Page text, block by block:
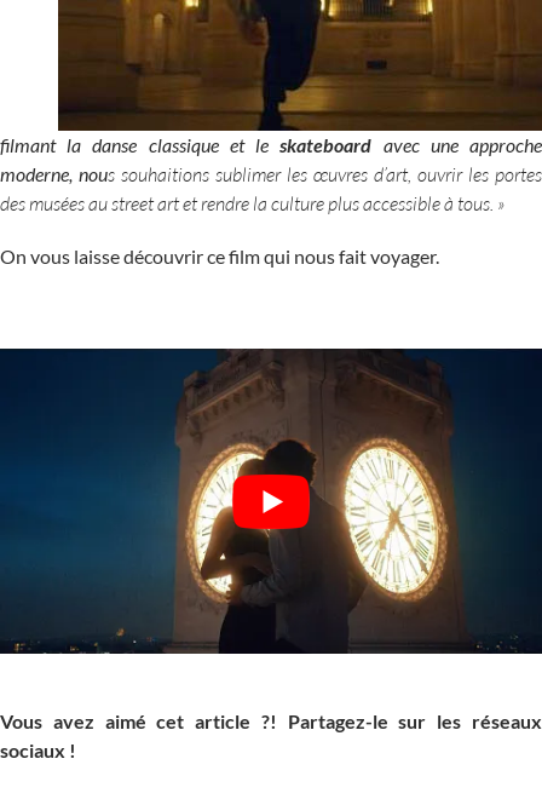
filmant la danse classique et leskateboard avec une approche
moderne, nous souhaitions sublimer les œuvres d’art, ouvrir les portes
des musées au street art et rendre la culture plus accessible à tous. »
On vous laisse découvrir ce film qui nous fait voyager.
Vous avez aimé cet article ?! Partagez-le sur les réseaux
sociaux !